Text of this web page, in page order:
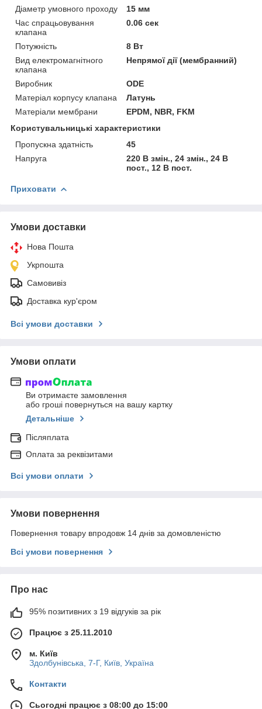
Діаметр умовного проходу
15 мм
Час спрацьовування
клапана
0.06 сек
Потужність
8 Вт
Вид електромагнітного
клапана
Непрямої дії (мембранний)
Виробник
ODE
Матеріал корпусу клапана
Латунь
Матеріали мембрани
EPDM, NBR, FKM
Користувальницькі характеристики
Пропускна здатність
45
Напруга
220 В змін., 24 змін., 24 В
пост., 12 В пост.
Приховати
Умови доставки
Нова Пошта
Укрпошта
Самовивіз
Доставка кур'єром
Всі умови доставки
Умови оплати
Ви отримаєте замовлення
або гроші повернуться на вашу картку
Детальніше
Післяплата
Оплата за реквізитами
Всі умови оплати
Умови повернення
Повернення товару впродовж 14 днів за домовленістю
Всі умови повернення
Про нас
95% позитивних з 19 відгуків за рік
Працює з 25.11.2010
м. Київ
Здолбунівська, 7-Г, Київ, Україна
Контакти
Сьогодні працює з 08:00 до 15:00